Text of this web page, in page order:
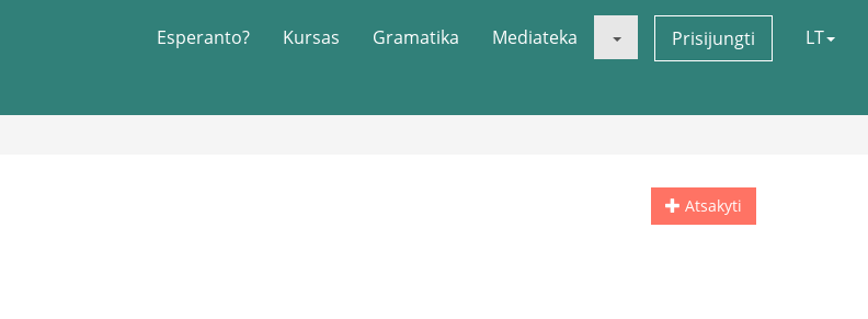
Esperanto? Kursas Gramatika Mediateka Prisijungti LT
Atsakyti